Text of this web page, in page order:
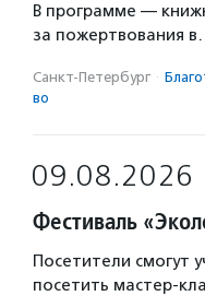
В программе —
за пожертвования
Санкт-Петербург ·
во
09.08.2026
Фестиваль
Посетители смогут
посетить мастер-